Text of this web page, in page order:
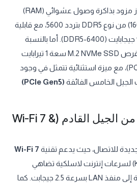
لا مجال للبطء هنا؛ فالجهاز مزود بذاكرة وصول عشوائي (RAM)
(16GBx2) من نوع DDR5 بتردد 5600، مع قابلية
توسعة هائلة تصل إلى 96 جيجابايت (DDR5-6400). أما بالنسبة
للتخزين، فهو يحتوي على قرص M.2 NVMe SSD سعة 1 تيرابايت
من الجيل الرابع (PCIe Gen4)، مع ميزة استثنائية تتمثل في وجود
الخامس الفائقة (PCIe Gen5)
شبكات واتصالات من الجيل القادم (Wi-Fi 7 &
للاتصال، حيث يدعم تقنية Wi-Fi 7
المتطورة (Killer™ BE1750) لسرعات إنترنت لاسلكية تضاهي
الشبكات السلكية، بالإضافة إلى منفذ LAN بسرعة 2.5 جيجابت. كما